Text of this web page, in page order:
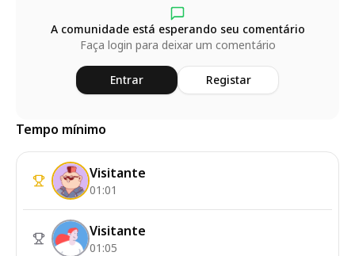
A comunidade está esperando seu comentário
Faça login para deixar um comentário
Entrar Registar
Tempo mínimo
Visitante
01:01
Visitante
01:05